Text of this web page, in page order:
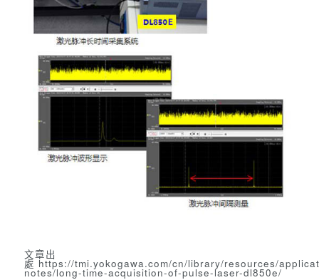
文章出
處 https://tmi.yokogawa.com/cn/library/resources/
notes/long-time-acquisition-of-pulse-laser-dl850e/